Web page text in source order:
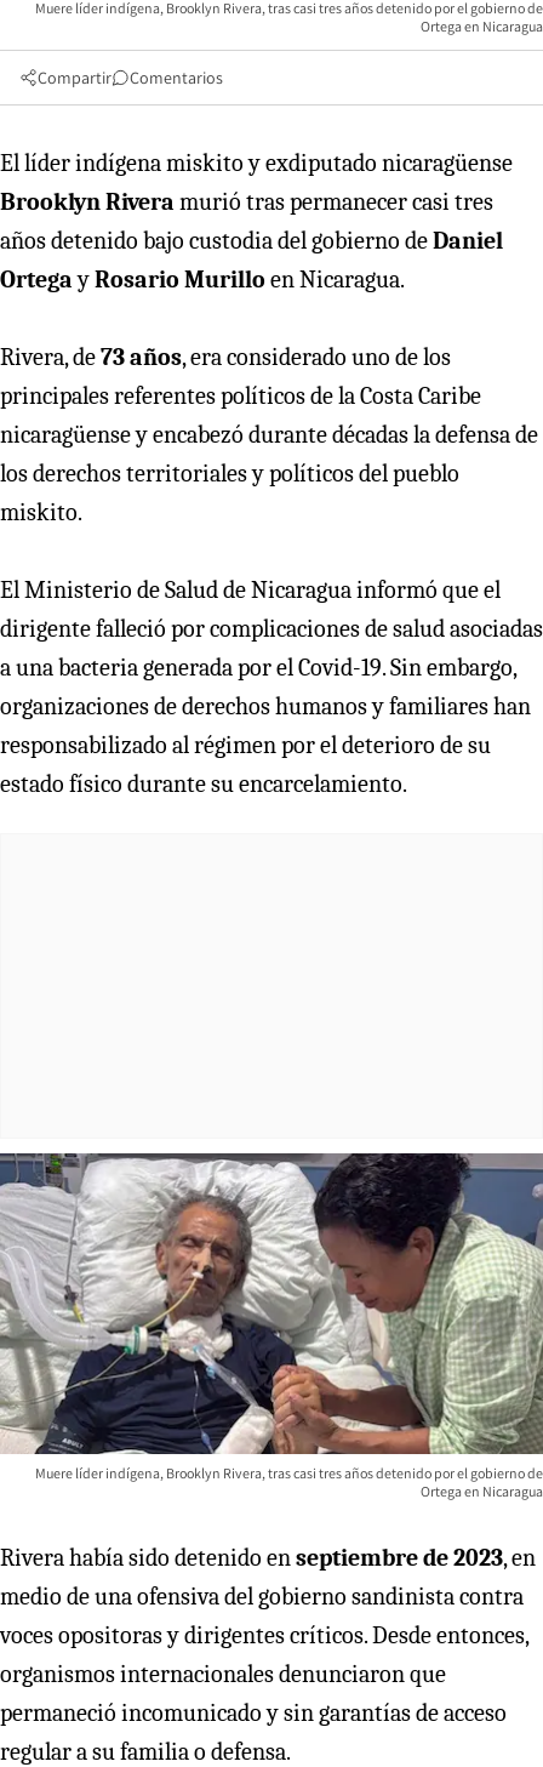
Muere líder indígena, Brooklyn Rivera, tras casi tres años detenido por el gobierno de
Ortega en Nicaragua
Compartir Comentarios
El líder indígena miskito y exdiputado nicaragüense
Brooklyn Rivera murió tras permanecer casi tres
años detenido bajo custodia del gobierno deDaniel
OrtegayRosario Murillo en Nicaragua.
Rivera, de73 años, era considerado uno de los
principales referentes políticos de la Costa Caribe
nicaragüense y encabezó durante décadas la defensa de
los derechos territoriales y políticos del pueblo
miskito.
El Ministerio de Salud de Nicaragua informó que el
dirigente falleció por complicaciones de salud asociadas
a una bacteria generada por el Covid-19. Sin embargo,
organizaciones de derechos humanos y familiares han
responsabilizado al régimen por el deterioro de su
estado físico durante su encarcelamiento.
Muere líder indígena, Brooklyn Rivera, tras casi tres años detenido por el gobierno de
Ortega en Nicaragua
Rivera había sido detenido enseptiembre de 2023, en
medio de una ofensiva del gobierno sandinista contra
voces opositoras y dirigentes críticos. Desde entonces,
organismos internacionales denunciaron que
permaneció incomunicado y sin garantías de acceso
regular a su familia o defensa.